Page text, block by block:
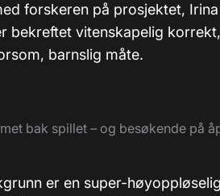
forskeren på prosjektet,
bekreftet vitenskapelig
barnslig måte.
bak spillet – og besøkende på
er en super-